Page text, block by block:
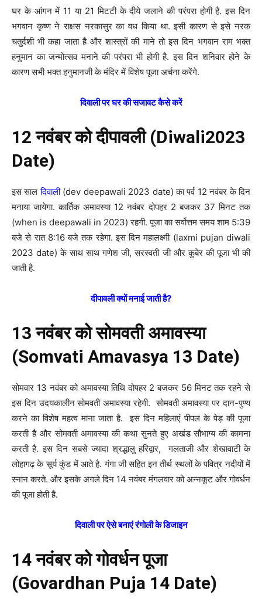
घर के आंगन में 11 या 21 मिटटी के दीये जलाने की परंपरा होगी है. इस दिन
भगवान कृष्ण ने राक्षस नरकासुर का वध किया था. इसी कारण से इसे नरक
चतुर्दशी भी कहा जाता है और शास्त्रों की माने तो इस दिन भगवान राम भक्त
हनुमान का जन्मोत्सव मनाने की परंपरा भी होगी है. इस दिन शनिवार होने के
कारण सभी भक्त हनुमानजी के मंदिर में विशेष पूजा अर्चना करेंगे.
दिवाली पर घर की सजावट कैसे करें
12 नवंबर को दीपावली (Diwali2023
Date)
इस सालदिवाली (dev deepawali 2023 date) का पर्व 12 नवंबर के दिन
मनाया जायेगा. कार्तिक अमावस्या 12 नवंबर दोपहर 2 बजकर 37 मिनट तक
(when is deepawali in 2023) रहगी. पूजा का सर्वोत्तम समय शाम 5:39
बजे से रात 8:16 बजे तक रहेगा. इस दिन महालक्ष्मी (laxmi pujan diwali
2023 date) के साथ साथ गणेश जी, सरस्वती जी और कुबेर की पूजा भी की
जाती है.
दीपावली क्यों मनाई जाती है?
13 नवंबर को सोमवती अमावस्या
(Somvati Amavasya 13 Date)
सोमवार 13 नवंबर को अमावस्या तिथि दोपहर 2 बजकर 56 मिनट तक रहने से
इस दिन उदयकालीन सोमवती अमावस्या रहेगी. सोमवती अमावस्या पर दान-पुण्य
करने का विशेष महत्व माना जाता है. इस दिन महिलाएं पीपल के पेड़ की पूजा
करती है और सोमवती अमावस्या की कथा सुनते हुए अखंड सौभाग्य की कामना
करती है. इस दिन सबसे ज्यादा श्रद्धालु हरिद्वार, गलताजी और शेखावाटी के
लोहागढ़ के सूर्य कुंड में आते है. गंगा जी सहित इन तीर्थ स्थलों के पवित्र नदीयों में
स्नान करते. और इसके अगले दिन 14 नवंबर मंगलवार को अन्नकूट और गोवर्धन
की पूजा होती है.
दिवाली पर ऐसे बनाएं रंगोली के डिजाइन
14 नवंबर को गोवर्धन पूजा
(Govardhan Puja 14 Date)